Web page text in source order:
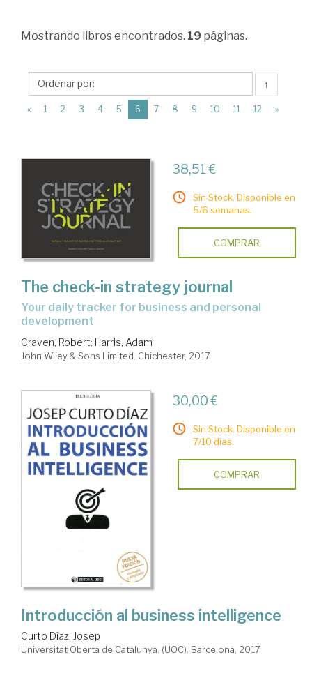
y
de
empresas.
Recursos
>
Dirección
de
empresas
Decisión.
Toma
de
decisiones.
Técnicas
Mostrando libros encontrados. 19 páginas.
↑
« 1 2 3 4 5 6 (current)
7 8 9 10 11 12 »
38,51 €
Sin Stock. Disponible en
5/6 semanas.
COMPRAR
The check-in strategy journal
your daily tracker for business and personal
development
Craven, Robert; Harris, Adam
John Wiley & Sons Limited. Chichester, 2017
30,00 €
Sin Stock. Disponible en
7/10 días.
COMPRAR
Introducción al business intelligence
Curto Díaz, Josep
Universitat Oberta de Catalunya. (UOC). Barcelona, 2017